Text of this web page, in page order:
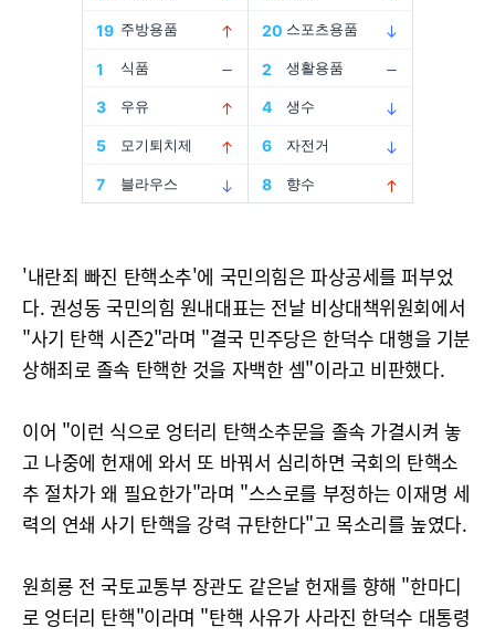
'내란죄 빠진 탄핵소추'에 국민의힘은 파상공세를 퍼부었
다. 권성동 국민의힘 원내대표는 전날 비상대책위원회에서
"사기 탄핵 시즌2"라며 "결국 민주당은 한덕수 대행을 기분
상해죄로 졸속 탄핵한 것을 자백한 셈"이라고 비판했다.
이어 "이런 식으로 엉터리 탄핵소추문을 졸속 가결시켜 놓
고 나중에 헌재에 와서 또 바꿔서 심리하면 국회의 탄핵소
추 절차가 왜 필요한가"라며 "스스로를 부정하는 이재명 세
력의 연쇄 사기 탄핵을 강력 규탄한다"고 목소리를 높였다.
원희룡 전 국토교통부 장관도 같은날 헌재를 향해 "한마디
로 엉터리 탄핵"이라며 "탄핵 사유가 사라진 한덕수 대통령